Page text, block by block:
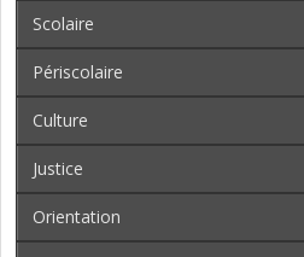
Scolaire
Périscolaire
Culture
Justice
Orientation